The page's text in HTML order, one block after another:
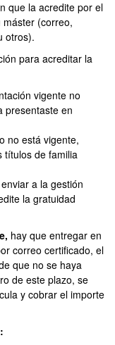
que la acredite por el
(correo,
otros).
para acreditar la
vigente no
presentaste en
no está vigente,
títulos de familia
a la gestión
la gratuidad
hay que entregar en
correo certificado, el
que no se haya
de este plazo, se
y cobrar el importe